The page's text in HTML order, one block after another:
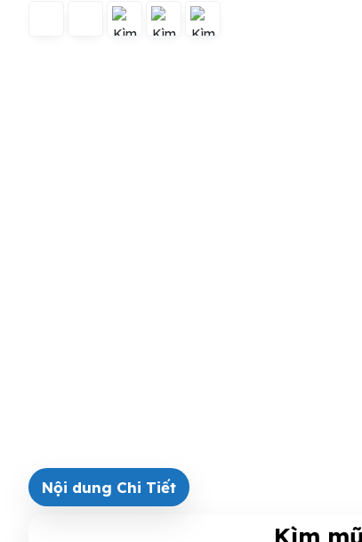
Nội dung Chi Tiết
Kìm